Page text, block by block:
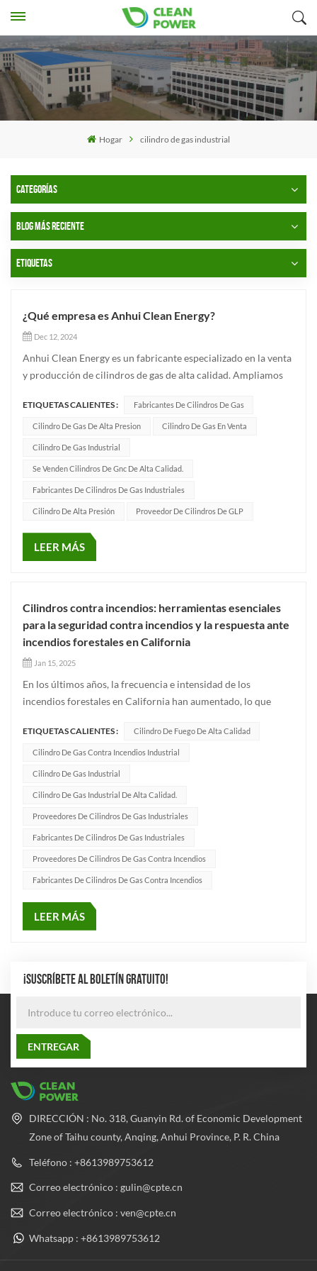
Hogar cilindro de gas industrial
CATEGORÍAS
BLOG MÁS RECIENTE
ETIQUETAS
¿Qué empresa es Anhui Clean Energy?
Dec 12, 2024
Anhui Clean Energy es un fabricante especializado en la venta
y producción de cilindros de gas de alta calidad. Ampliamos
ventas cubren varios países, incluidos Centro y Sudamérica,
África, Asia y Europa, brindando a los clientes productos y
se...
ETIQUETAS CALIENTES : Fabricantes De Cilindros De Gas
Cilindro De Gas De Alta Presion Cilindro De Gas En Venta
Cilindro De Gas Industrial
Se Venden Cilindros De Gnc De Alta Calidad.
Fabricantes De Cilindros De Gas Industriales
Cilindro De Alta Presión Proveedor De Cilindros De GLP
LEER MÁS
Cilindros contra incendios: herramientas esenciales
para la seguridad contra incendios y la respuesta ante
incendios forestales en California
Jan 15, 2025
En los últimos años, la frecuencia e intensidad de los
incendios forestales en California han aumentado, lo que
extinción de incendios potentes y fiables. Excelente fabricante
de cilindrosEstamos orgullosos de poder apoyar los esfuerzos
de seg...
ETIQUETAS CALIENTES : Cilindro De Fuego De Alta Calidad
Cilindro De Gas Contra Incendios Industrial
Cilindro De Gas Industrial
Cilindro De Gas Industrial De Alta Calidad.
Proveedores De Cilindros De Gas Industriales
Fabricantes De Cilindros De Gas Industriales
Proveedores De Cilindros De Gas Contra Incendios
Fabricantes De Cilindros De Gas Contra Incendios
LEER MÁS
¡SUSCRÍBETE AL BOLETÍN GRATUITO!
DIRECCIÓN : No. 318, Guanyin Rd. of Economic Development
Zone of Taihu county, Anqing, Anhui Province, P. R. China
Teléfono : +8613989753612
Correo electrónico : gulin@cpte.cn
Correo electrónico : ven@cpte.cn
Whatsapp : +8613989753612